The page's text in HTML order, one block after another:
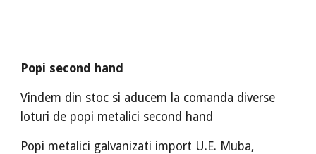
Popi second hand
Vindem din stoc si aducem la comanda diverse
loturi de popi metalici second hand
Popi metalici galvanizati import U.E. Muba,